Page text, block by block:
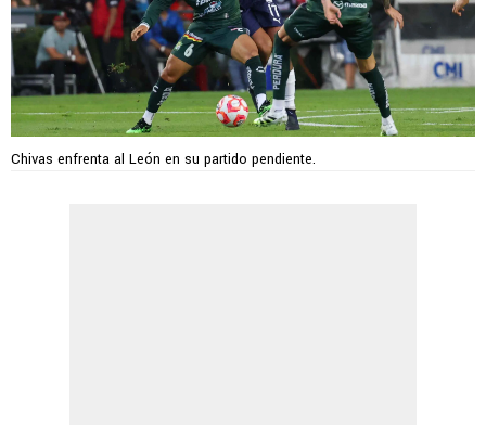
Chivas enfrenta al León en su partido pendiente.